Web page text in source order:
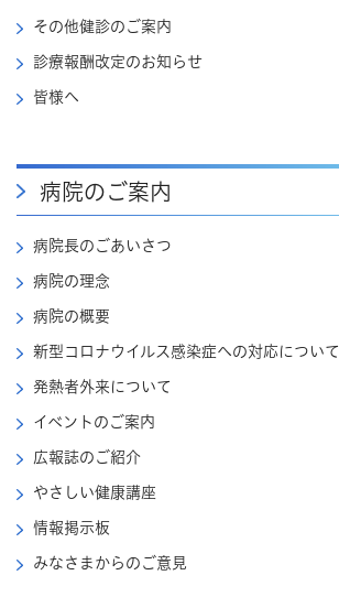
その他健診のご案内
診療報酬改定のお知らせ
皆様へ
病院のご案内
病院長のごあいさつ
病院の理念
病院の概要
新型コロナウイルス感染症への対応について
発熱者外来について
イベントのご案内
広報誌のご紹介
やさしい健康講座
情報掲示板
みなさまからのご意見